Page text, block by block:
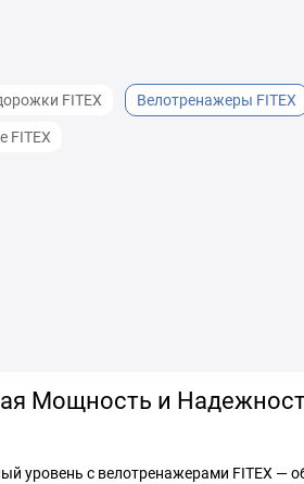
FITEX Велотренажеры FITEX
FITEX
Мощность и
уровень с велотренажерами FITEX —